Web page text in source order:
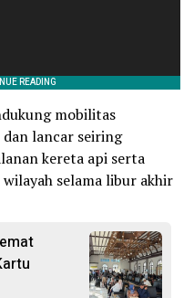
mobilitas
lancar seiring
kereta api serta
selama libur akhir